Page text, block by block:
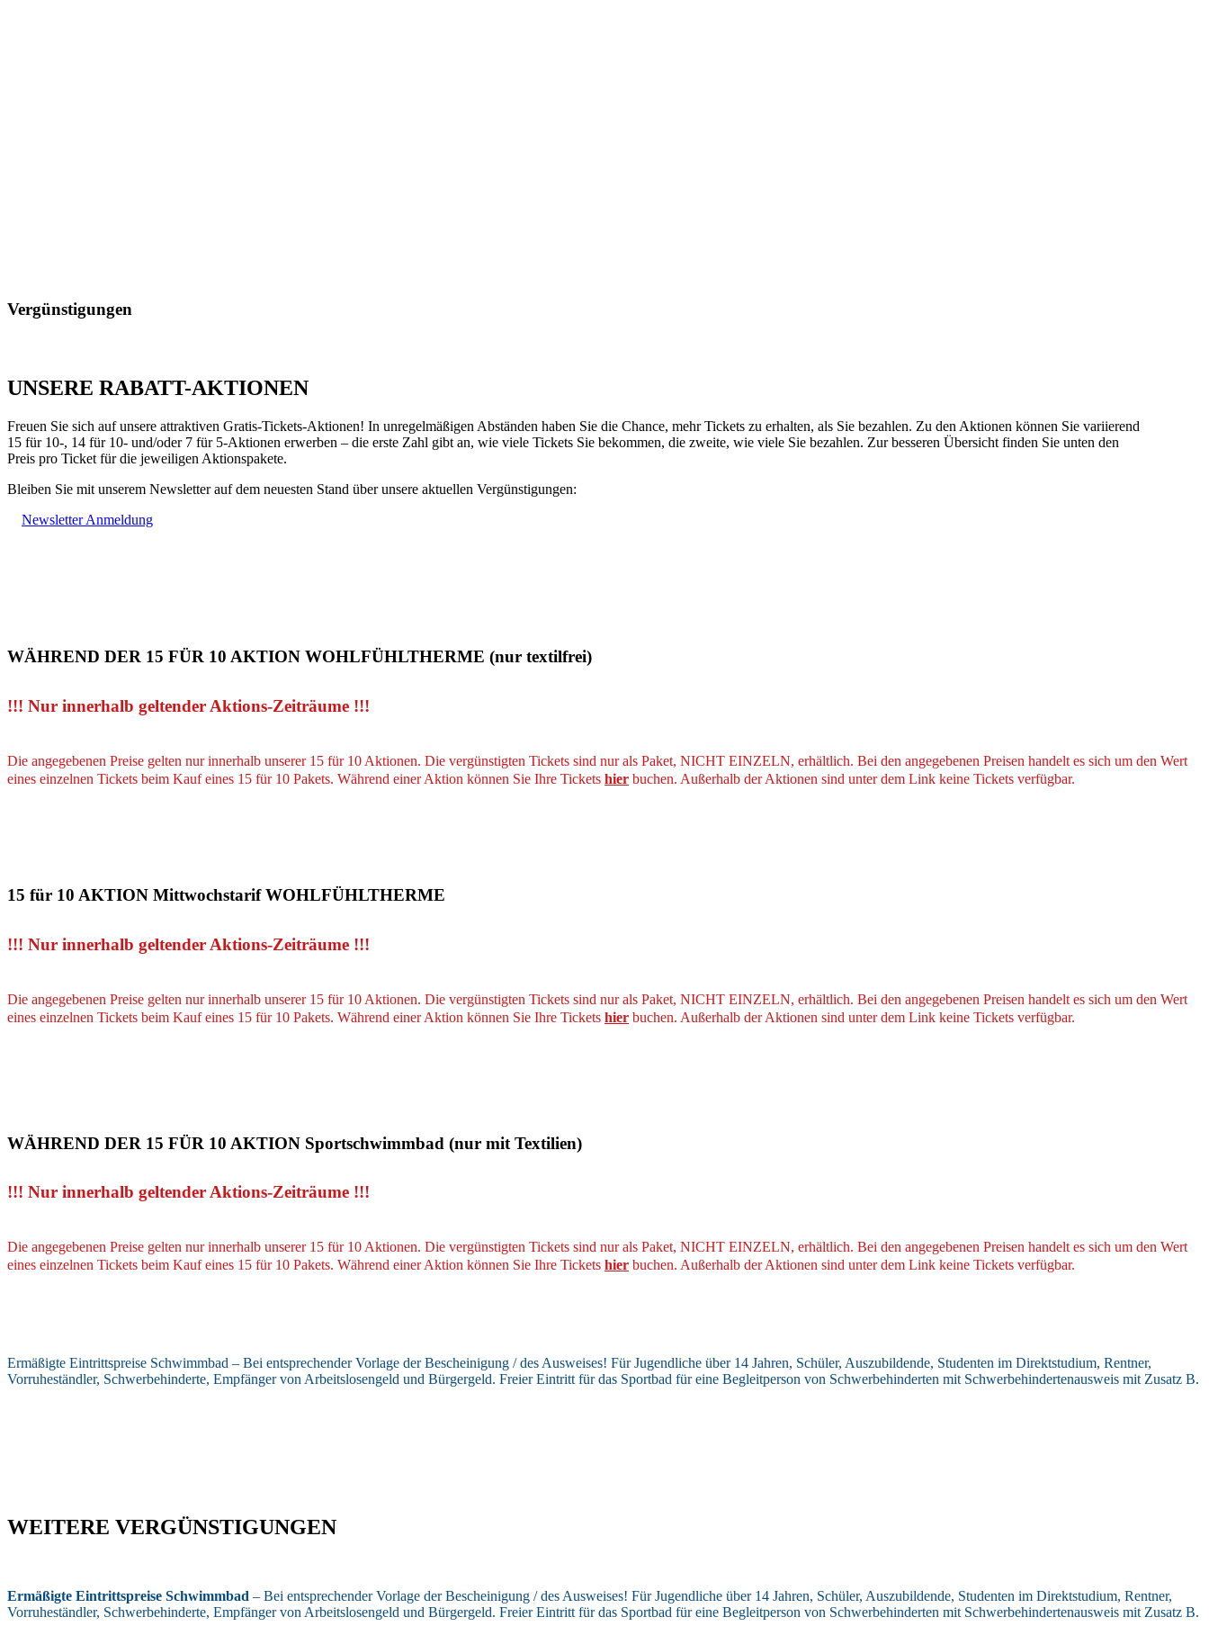
Vergünstigungen
UNSERE RABATT-AKTIONEN
Freuen Sie sich auf unsere attraktiven Gratis-Tickets-Aktionen! In unregelmäßigen Abständen haben Sie die Chance, mehr Tickets zu erhalten, als Sie bezahlen. Zu den Aktionen können Sie variierend
15 für 10-, 14 für 10- und/oder 7 für 5-Aktionen erwerben – die erste Zahl gibt an, wie viele Tickets Sie bekommen, die zweite, wie viele Sie bezahlen. Zur besseren Übersicht finden Sie unten den
Preis pro Ticket für die jeweiligen Aktionspakete.
Bleiben Sie mit unserem Newsletter auf dem neuesten Stand über unsere aktuellen Vergünstigungen:
Newsletter Anmeldung
WÄHREND DER 15 FÜR 10 AKTION WOHLFÜHLTHERME (nur textilfrei)
!!! Nur innerhalb geltender Aktions-Zeiträume !!!
Die angegebenen Preise gelten nur innerhalb unserer 15 für 10 Aktionen. Die vergünstigten Tickets sind nur als Paket, NICHT EINZELN, erhältlich. Bei den angegebenen Preisen handelt es sich um den Wert
eines einzelnen Tickets beim Kauf eines 15 für 10 Pakets. Während einer Aktion können Sie Ihre Tickets hier buchen. Außerhalb der Aktionen sind unter dem Link keine Tickets verfügbar.
15 für 10 AKTION Mittwochstarif WOHLFÜHLTHERME
!!! Nur innerhalb geltender Aktions-Zeiträume !!!
Die angegebenen Preise gelten nur innerhalb unserer 15 für 10 Aktionen. Die vergünstigten Tickets sind nur als Paket, NICHT EINZELN, erhältlich. Bei den angegebenen Preisen handelt es sich um den Wert
eines einzelnen Tickets beim Kauf eines 15 für 10 Pakets. Während einer Aktion können Sie Ihre Tickets hier buchen. Außerhalb der Aktionen sind unter dem Link keine Tickets verfügbar.
WÄHREND DER 15 FÜR 10 AKTION Sportschwimmbad (nur mit Textilien)
!!! Nur innerhalb geltender Aktions-Zeiträume !!!
Die angegebenen Preise gelten nur innerhalb unserer 15 für 10 Aktionen. Die vergünstigten Tickets sind nur als Paket, NICHT EINZELN, erhältlich. Bei den angegebenen Preisen handelt es sich um den Wert
eines einzelnen Tickets beim Kauf eines 15 für 10 Pakets. Während einer Aktion können Sie Ihre Tickets hier buchen. Außerhalb der Aktionen sind unter dem Link keine Tickets verfügbar.
Ermäßigte Eintrittspreise Schwimmbad – Bei entsprechender Vorlage der Bescheinigung / des Ausweises! Für Jugendliche über 14 Jahren, Schüler, Auszubildende, Studenten im Direktstudium, Rentner,
Vorruheständler, Schwerbehinderte, Empfänger von Arbeitslosengeld und Bürgergeld. Freier Eintritt für das Sportbad für eine Begleitperson von Schwerbehinderten mit Schwerbehindertenausweis mit Zusatz B.
WEITERE VERGÜNSTIGUNGEN
Ermäßigte Eintrittspreise Schwimmbad – Bei entsprechender Vorlage der Bescheinigung / des Ausweises! Für Jugendliche über 14 Jahren, Schüler, Auszubildende, Studenten im Direktstudium, Rentner,
Vorruheständler, Schwerbehinderte, Empfänger von Arbeitslosengeld und Bürgergeld. Freier Eintritt für das Sportbad für eine Begleitperson von Schwerbehinderten mit Schwerbehindertenausweis mit Zusatz B.